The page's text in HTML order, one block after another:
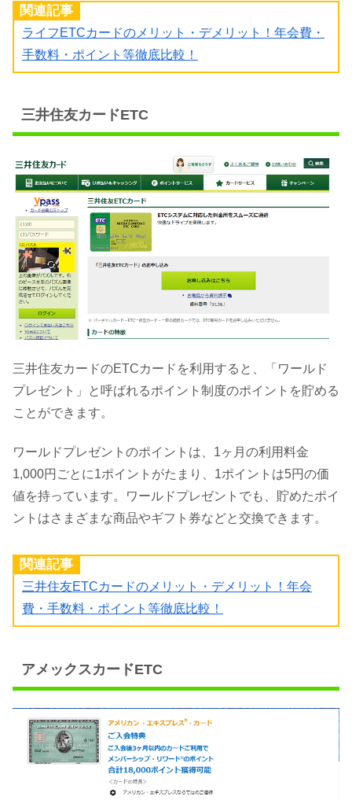
関連記事
ライフETCカードのメリット・デメリット！年会費・
手数料・ポイント等徹底比較！
三井住友カードETC
三井住友カードのETCカードを利用すると、「ワールド
プレゼント」と呼ばれるポイント制度のポイントを貯める
ことができます。
ワールドプレゼントのポイントは、1ヶ月の利用料金
1,000円ごとに1ポイントがたまり、1ポイントは5円の価
値を持っています。ワールドプレゼントでも、貯めたポイ
ントはさまざまな商品やギフト券などと交換できます。
関連記事
三井住友ETCカードのメリット・デメリット！年会
費・手数料・ポイント等徹底比較！
アメックスカードETC